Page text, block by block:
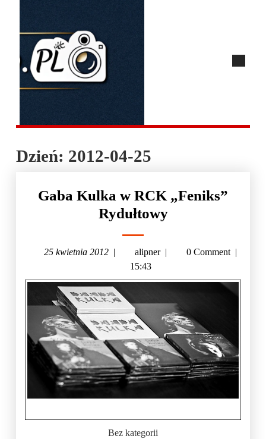
Dzień: 2012-04-25
Gaba Kulka w RCK „Feniks”
Rydułtowy
25 kwietnia 2012 | alipner | 0 Comment |
15:43
Bez kategorii